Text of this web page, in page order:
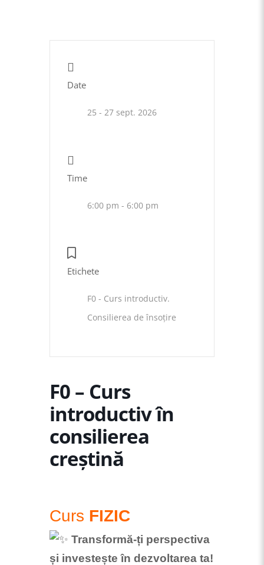
Date
25 - 27 sept. 2026
Time
6:00 pm - 6:00 pm
Etichete
F0 - Curs introductiv.
Consilierea de însoțire
F0 – Curs
introductiv în
consilierea
creștină
Curs FIZIC
Transformă-ți perspectiva
și investește în dezvoltarea ta!